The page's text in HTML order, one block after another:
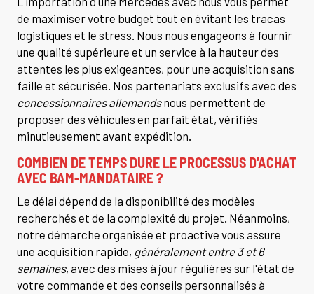
de maximiser votre budget tout en évitant les tracas
logistiques et le stress. Nous nous engageons à fournir
une qualité supérieure et un service à la hauteur des
attentes les plus exigeantes, pour une acquisition sans
faille et sécurisée. Nos partenariats exclusifs avec des
concessionnaires allemandsnous permettent de
proposer des véhicules en parfait état, vérifiés
minutieusement avant expédition.
COMBIEN DE TEMPS DURE LE PROCESSUS D'ACHAT
AVEC BAM-MANDATAIRE ?
Le délai dépend de la disponibilité des modèles
recherchés et de la complexité du projet. Néanmoins,
notre démarche organisée et proactive vous assure
une acquisition rapide, généralement entre 3 et 6
semaines, avec des mises à jour régulières sur l'état de
votre commande et des conseils personnalisés à